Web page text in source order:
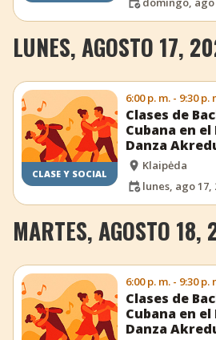
LUNES, AGOSTO 17,
CLASE Y SOCIAL
6:00 p. m. - 9:30 p.
Clases de
Cubana en
Danza
Klaipėda
lunes, ago 17,
MARTES, AGOSTO 18,
6:00 p. m. - 9:30 p.
Clases de
Cubana en
Danza